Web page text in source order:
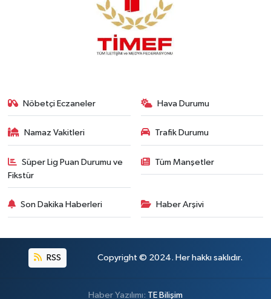
Nöbetçi Eczaneler Hava Durumu
Namaz Vakitleri Trafik Durumu
Süper Lig Puan Durumu ve
Fikstür
Tüm Manşetler
Son Dakika Haberleri Haber Arşivi
RSS Copyright © 2024. Her hakkı saklıdır.
Haber Yazılımı: TE Bilişim